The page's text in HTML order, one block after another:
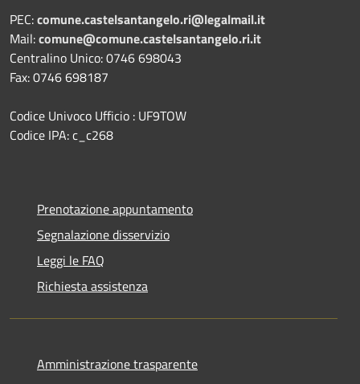
PEC:comune.castelsantangelo.ri@legalmail.it
Mail:comune@comune.castelsantangelo.ri.it
Centralino Unico: 0746 698043
Fax: 0746 698187
Codice Univoco Ufficio : UF9TOW
Codice IPA: c_c268
Prenotazione appuntamento
Segnalazione disservizio
Leggi le FAQ
Richiesta assistenza
Amministrazione trasparente